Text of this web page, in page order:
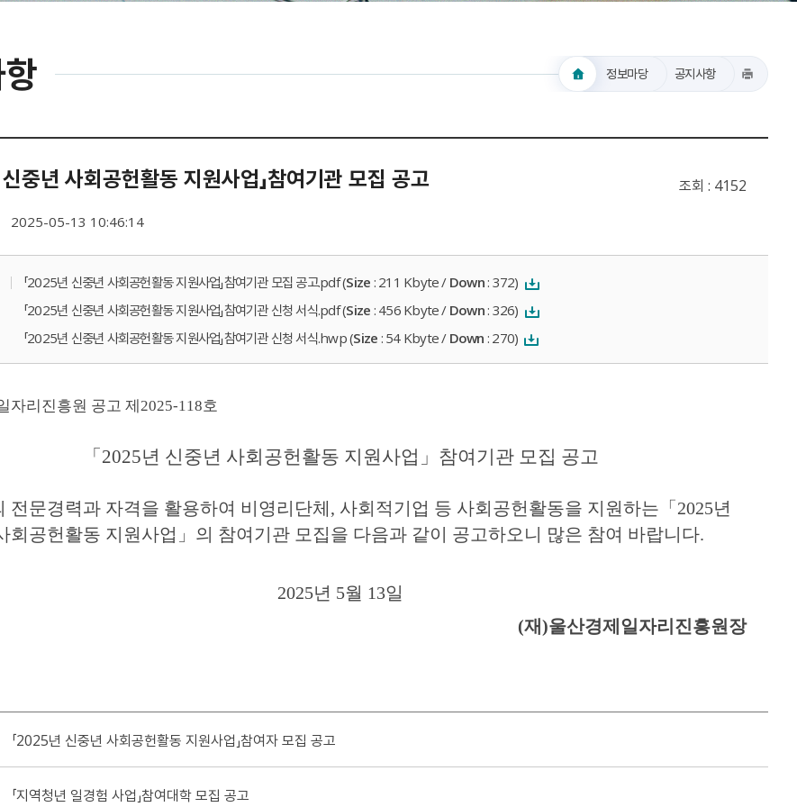
정보마당 공지사항
중년 사회공헌활동 지원사업」참여기관 모집 공고 조회 4152
2025-05-13 10:46:14
「2025년 신중년 사회공헌활동 지원사업」참여기관 모집 공고.pdf (Size : 211 Kbyte / Down: 372)
「2025년 신중년 사회공헌활동 지원사업」참여기관 신청 서식.pdf (Size : 456 Kbyte / Down: 326)
「2025년 신중년 사회공헌활동 지원사업」참여기관 신청 서식.hwp (Size : 54 Kbyte / Down : 270)
자리진흥원 공고 제 2025-118호
「 2025년 신중년 사회공헌활동 지원사업 」 참여기관 모집 공고
전문경력과 자격을 활용하여 비영리단체 , 사회적기업 등 사회공헌활동을 지원하는 「 2025년
회공헌활동 지원사업 」 의 참여기관 모집을 다음과 같이 공고하오니 많은 참여 바랍니다.
2025년 5월 13일
(재)울산경제일자리진흥원장
「2025년 신중년 사회공헌활동 지원사업」참여자 모집 공고
「지역청년 일경험 사업」참여대학 모집 공고